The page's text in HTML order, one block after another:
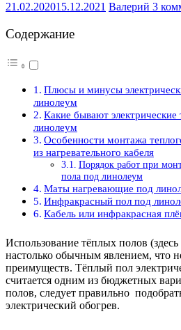
21.02.202015.12.2021 Валерий 3
Содержание
Плюсы и минусы
линолеум
Какие бывают
линолеум
Особенности монтажа
из нагревательного кабеля
Порядок работ при
пола под линолеум
Маты нагревающие под
Инфракрасный пол под
Кабель или инфракрасная
Использование тёплых полов
настолько обычным явлением, что
преимуществ. Тёплый пол
считается одним из бюджетных
полов, следует правильно
электрический обогрев.